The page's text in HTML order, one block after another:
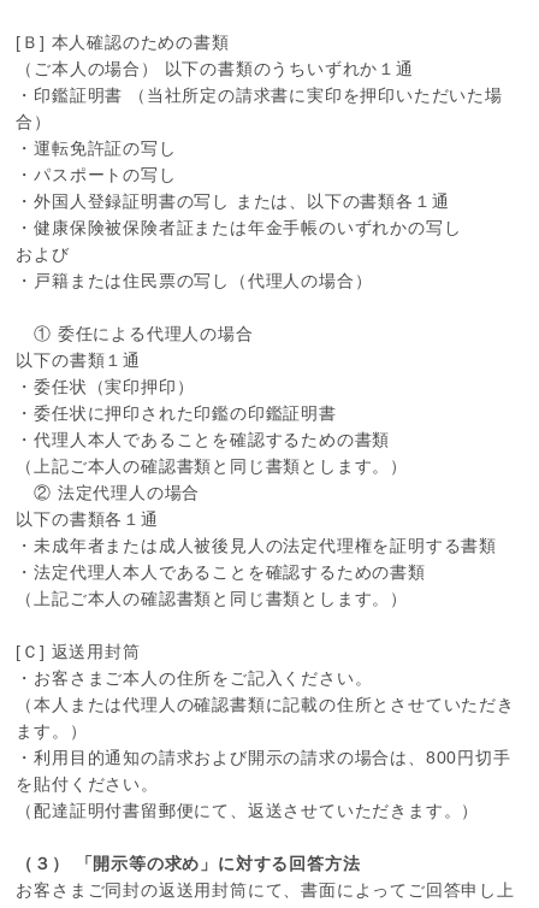
[Ｂ] 本人確認のための書類
（ご本人の場合） 以下の書類のうちいずれか１通
・印鑑証明書 （当社所定の請求書に実印を押印いただいた場
合）
・運転免許証の写し
・パスポートの写し
・外国人登録証明書の写し または、以下の書類各１通
・健康保険被保険者証または年金手帳のいずれかの写し
および
・戸籍または住民票の写し（代理人の場合）
① 委任による代理人の場合
以下の書類１通
・委任状（実印押印）
・委任状に押印された印鑑の印鑑証明書
・代理人本人であることを確認するための書類
（上記ご本人の確認書類と同じ書類とします。）
② 法定代理人の場合
以下の書類各１通
・未成年者または成人被後見人の法定代理権を証明する書類
・法定代理人本人であることを確認するための書類
（上記ご本人の確認書類と同じ書類とします。）
[Ｃ] 返送用封筒
・お客さまご本人の住所をご記入ください。
（本人または代理人の確認書類に記載の住所とさせていただき
ます。）
・利用目的通知の請求および開示の請求の場合は、800円切手
を貼付ください。
（配達証明付書留郵便にて、返送させていただきます。）
（３） 「開示等の求め」に対する回答方法
お客さまご同封の返送用封筒にて、書面によってご回答申し上